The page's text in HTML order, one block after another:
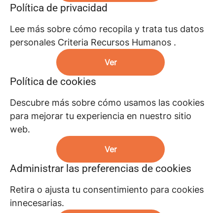
Política de privacidad
Lee más sobre cómo recopila y trata tus datos
personales Criteria Recursos Humanos .
Ver
Política de cookies
Descubre más sobre cómo usamos las cookies
para mejorar tu experiencia en nuestro sitio
web.
Ver
Administrar las preferencias de cookies
Retira o ajusta tu consentimiento para cookies
innecesarias.